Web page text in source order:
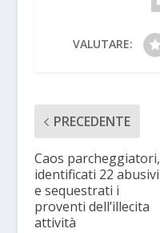
VALUTARE:
PRECEDENTE
Caos parcheggiatori,
identificati 22 abusivi
e sequestrati i
proventi dell’illecita
attività